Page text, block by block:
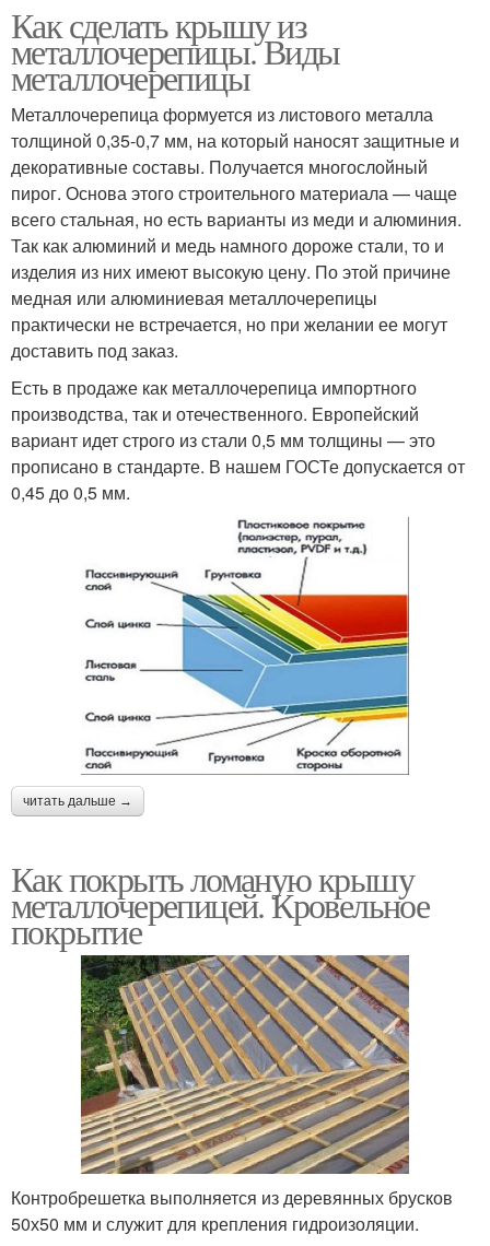
Как сделать крышу из
металлочерепицы. Виды
металлочерепицы
Металлочерепица формуется из листового металла
толщиной 0,35-0,7 мм, на который наносят защитные и
декоративные составы. Получается многослойный
пирог. Основа этого строительного материала — чаще
всего стальная, но есть варианты из меди и алюминия.
Так как алюминий и медь намного дороже стали, то и
изделия из них имеют высокую цену. По этой причине
медная или алюминиевая металлочерепицы
практически не встречается, но при желании ее могут
доставить под заказ.
Есть в продаже как металлочерепица импортного
производства, так и отечественного. Европейский
вариант идет строго из стали 0,5 мм толщины — это
прописано в стандарте. В нашем ГОСТе допускается от
0,45 до 0,5 мм.
читать дальше →
Как покрыть ломаную крышу
металлочерепицей. Кровельное
покрытие
Контробрешетка выполняется из деревянных брусков
50х50 мм и служит для крепления гидроизоляции.